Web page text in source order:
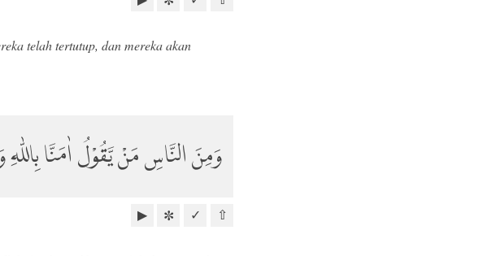
telah tertutup, dan mereka akan
وَمِنَ النَّاسِ مَنْ يَّقُوْلُ اٰمَنَّا
⇧
✓
✼
▶